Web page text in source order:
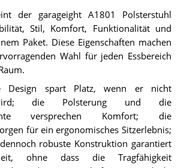
der garageight A1801 Polsterstuhl
Stil, Komfort, Funktionalität und
Paket. Diese Eigenschaften machen
Wahl für jeden Essbereich
Design spart Platz, wenn er nicht
die Polsterung und die
versprechen Komfort; die
für ein ergonomisches Sitzerlebnis;
robuste Konstruktion garantiert
ohne dass die Tragfähigkeit